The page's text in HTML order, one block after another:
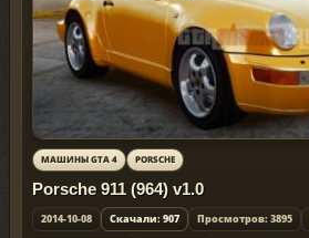
МАШИНЫ GTA 4 PORSCHE
Porsche 911 (964) v1.0
2014-10-08 Скачали: 907 Просмотров: 3895